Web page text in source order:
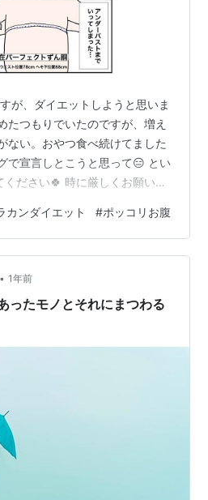
が、ダイエットしようと思いま
たつもりでいたのですが、増え
ない。おやつ食べ続けてました
で宣言しとこうと思って😑 とい
ださい🍀 時に厳しくお願いし
体重どうでもいいんですよ。
程じゃなさそうだし。 この腹❗️
年をとると顔は太らないのに
〜^_^; 人によるんでしょうけ
ょうど良いくら…
カンダイエット #ポッコリお腹
• 1年前
ったモノとそれにまつわる